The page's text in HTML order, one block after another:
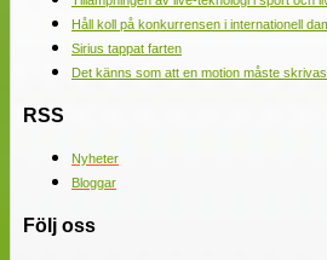
Håll koll på konkurrensen i internationell
Sirius tappat farten
Det känns som att en motion måste skrivas
RSS
Nyheter
Bloggar
Följ oss